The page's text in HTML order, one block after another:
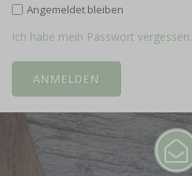
Angemeldet bleiben
Ich habe mein Passwort vergessen.